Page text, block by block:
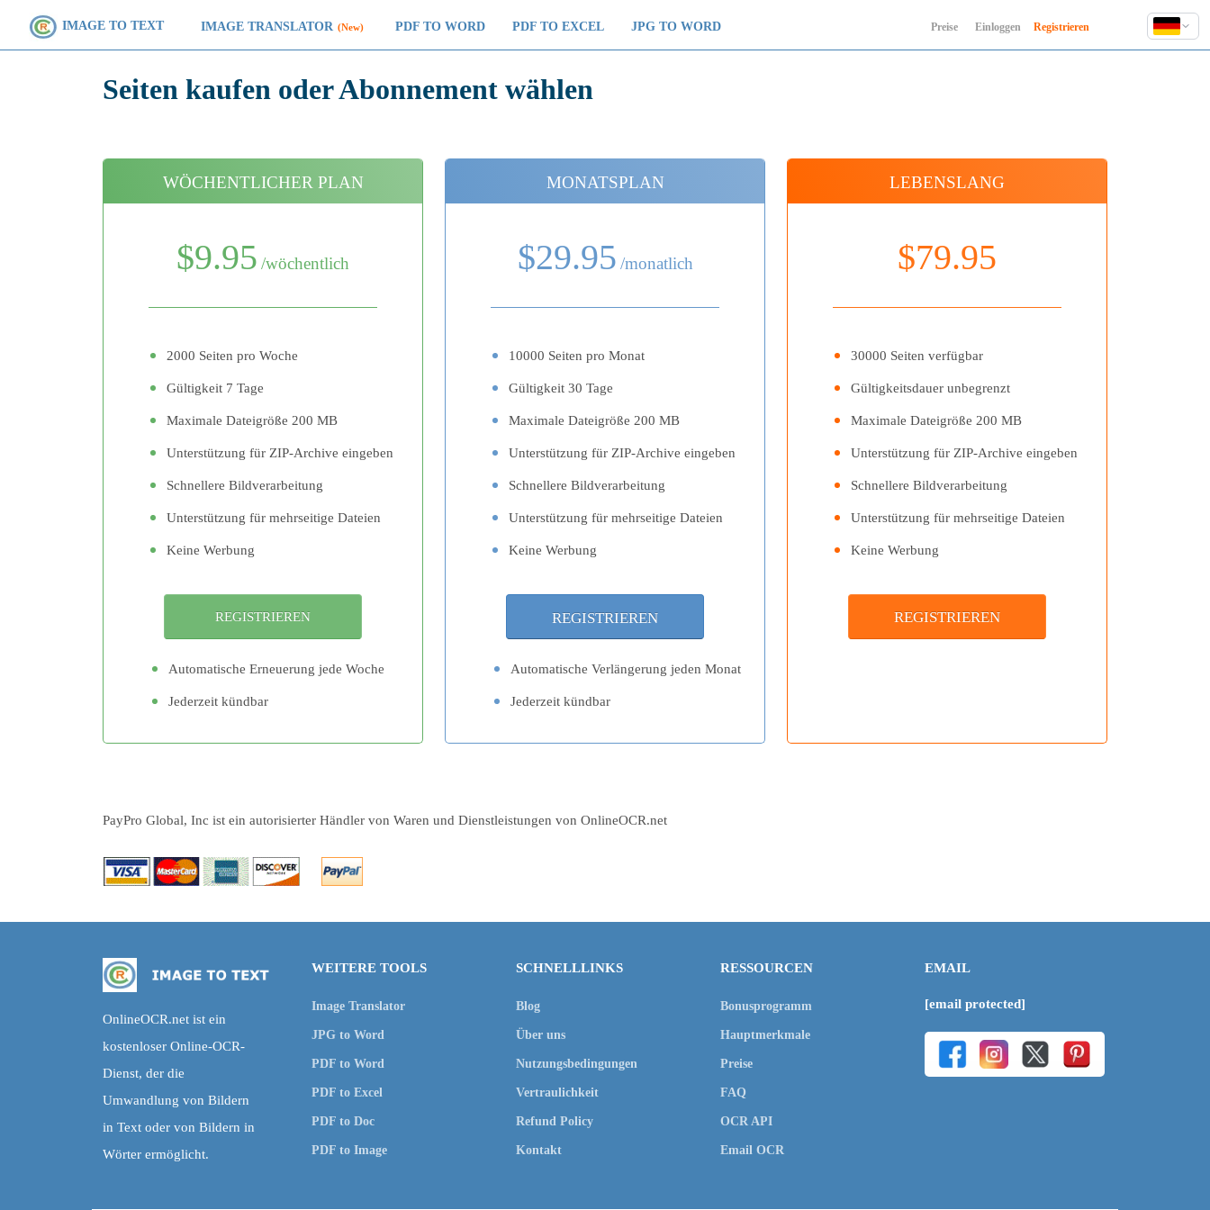
IMAGE TO TEXT IMAGE TRANSLATOR (New) PDF TO WORD PDF TO EXCEL JPG TO WORD Preise Einloggen Registrieren
Hindi
Seiten kaufen oder Abonnement wählen
WÖCHENTLICHER PLAN
$9.95 /wöchentlich
2000 Seiten pro Woche
Gültigkeit 7 Tage
Maximale Dateigröße 200 MB
Unterstützung für ZIP-Archive eingeben
Schnellere Bildverarbeitung
Unterstützung für mehrseitige Dateien
Keine Werbung
Automatische Erneuerung jede Woche
Jederzeit kündbar
MONATSPLAN
$29.95 /monatlich
10000 Seiten pro Monat
Gültigkeit 30 Tage
Maximale Dateigröße 200 MB
Unterstützung für ZIP-Archive eingeben
Schnellere Bildverarbeitung
Unterstützung für mehrseitige Dateien
Keine Werbung
Automatische Verlängerung jeden Monat
Jederzeit kündbar
LEBENSLANG
$79.95
30000 Seiten verfügbar
Gültigkeitsdauer unbegrenzt
Maximale Dateigröße 200 MB
Unterstützung für ZIP-Archive eingeben
Schnellere Bildverarbeitung
Unterstützung für mehrseitige Dateien
Keine Werbung
PayPro Global, Inc ist ein autorisierter Händler von Waren und Dienstleistungen von OnlineOCR.net
OnlineOCR.net ist ein
kostenloser Online-OCR-
Dienst, der die
Umwandlung von Bildern
in Text oder von Bildern in
Wörter ermöglicht.
WEITERE TOOLS
Image Translator
JPG to Word
PDF to Word
PDF to Excel
PDF to Doc
PDF to Image
SCHNELLLINKS
Blog
Über uns
Nutzungsbedingungen
Vertraulichkeit
Refund Policy
Kontakt
RESSOURCEN
Bonusprogramm
Hauptmerkmale
Preise
FAQ
OCR API
Email OCR
EMAIL
[email protected]